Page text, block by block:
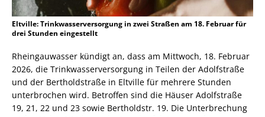
Eltville: Trinkwasserversorgung in zwei Straßen am 18. Februar für
drei Stunden eingestellt
Rheingauwasser kündigt an, dass am Mittwoch, 18. Februar
2026, die Trinkwasserversorgung in Teilen der Adolfstraße
und der Bertholdstraße in Eltville für mehrere Stunden
unterbrochen wird. Betroffen sind die Häuser Adolfstraße
19, 21, 22 und 23 sowie Bertholdstr. 19. Die Unterbrechung